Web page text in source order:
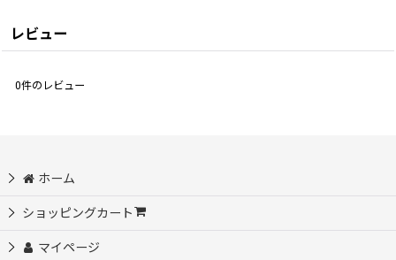
レビュー
0件のレビュー
ホーム
ショッピングカート
マイページ